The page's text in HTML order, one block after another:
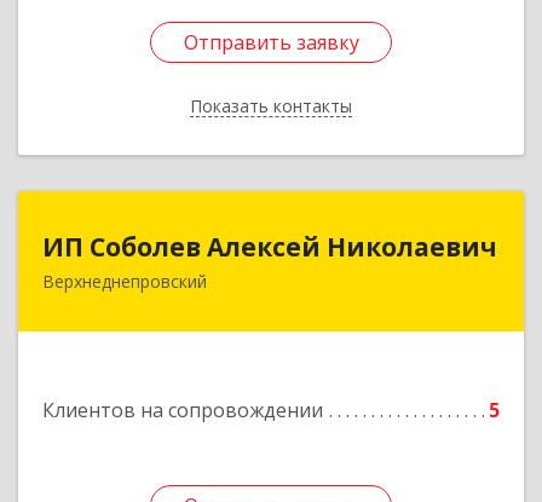
Отправить заявку
Показать контакты
Отправить заявку
Назад
ИП Соболев Алексей Николаевич
Верхнеднепровский
Клиентов на сопровождении 5
ИП Соболев Алексей Николаевич